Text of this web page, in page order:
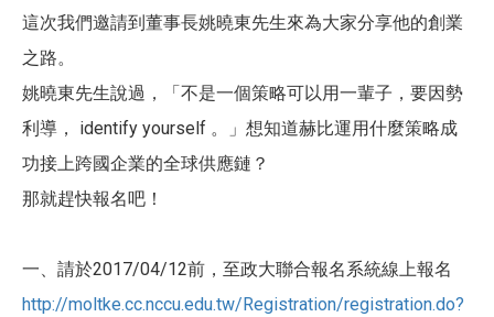
這次我們邀請到董事長姚曉東先生來為大家分享他的創業
之路。
姚曉東先生說過，「不是一個策略可以用一輩子，要因勢
利導， identify yourself 。」想知道赫比運用什麼策略成
功接上跨國企業的全球供應鏈？
那就趕快報名吧！
一、請於2017/04/12前，至政大聯合報名系統線上報名
http://moltke.cc.nccu.edu.tw/Registration/registration.do?